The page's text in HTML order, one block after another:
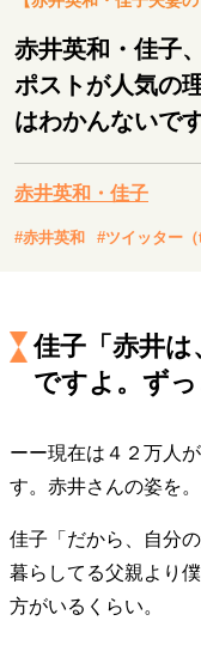
表現者の葛藤
セカンドキャリアの描
夢を掴む選択
経営・ビジネス
リーダーの流儀
重圧との向き合い方
忘れられない言葉
赤井英和・佳子
ポストが人気の
はわかんないです
赤井英和・佳子
#赤井英和 #ツイッター（
佳子「赤井
ですよ。ず
ーー現在は４２万人
す。赤井さんの姿を。
佳子「だから、自分
暮らしてる父親より
方がいるくらい。